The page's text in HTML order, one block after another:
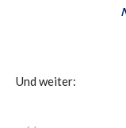
Und weiter: